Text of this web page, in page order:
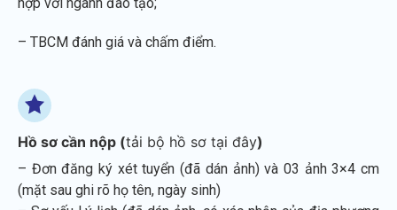
– TBCM đánh giá và chấm điểm.
Hồ sơ cần nộp (tải bộ hồ sơ tại đây)
– Đơn đăng ký xét tuyển (đã dán ảnh) và 03 ảnh 3×4 cm
(mặt sau ghi rõ họ tên, ngày sinh)